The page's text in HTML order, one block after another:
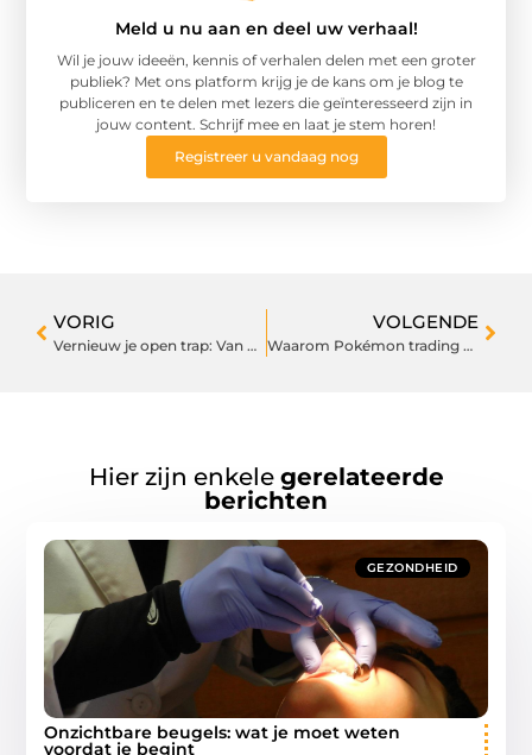
Meld u nu aan en deel uw verhaal!
Wil je jouw ideeën, kennis of verhalen delen met een groter
publiek? Met ons platform krijg je de kans om je blog te
publiceren en te delen met lezers die geïnteresseerd zijn in
jouw content. Schrijf mee en laat je stem horen!
Registreer u vandaag nog
VORIG
Vernieuw je open trap: Van oud naar modern in stijl
VOLGENDE
Waarom Pokémon trading cards zo populair blijven onder verzamelaars
Hier zijn enkele gerelateerde
berichten
GEZONDHEID
Onzichtbare beugels: wat je moet weten
voordat je begint